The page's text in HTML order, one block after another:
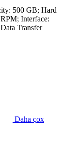
500 GB; Hard
Interface:
Transfer
Daha çox